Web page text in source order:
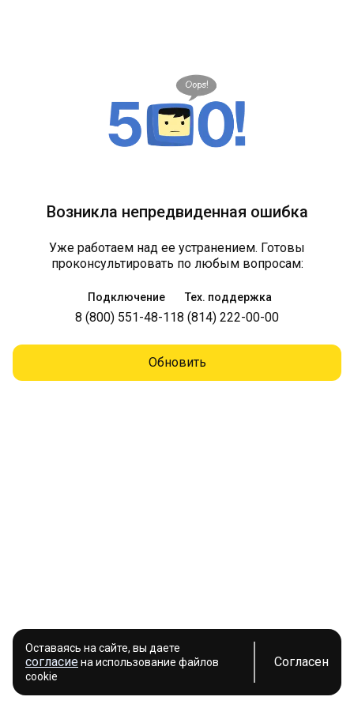
Возникла непредвиденная ошибка
Уже работаем над ее устранением. Готовы
проконсультировать по любым вопросам:
Подключение
8 (800) 551-48-11
Тех. поддержка
8 (814) 222-00-00
Обновить
Оставаясь на сайте, вы даете
согласиена использование файлов
cookie
Согласен